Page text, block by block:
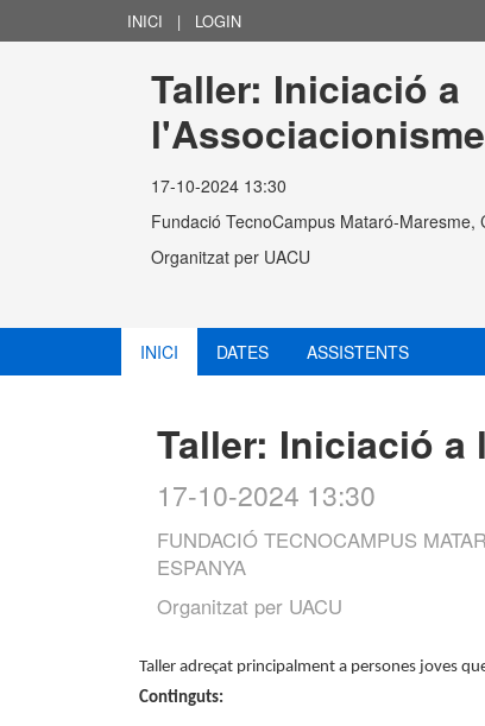
INICI | LOGIN
Taller: Iniciació a
17-10-2024 13:30
Fundació TecnoCampus Mataró-
Organitzat per UACU
INICI DATES ASSISTENTS
Taller: Iniciació
17-10-2024 13:30
FUNDACIÓ TECNOCAMPUS
ESPANYA
Organitzat per UACU
Taller adreçat principalment a persones joves
Continguts: